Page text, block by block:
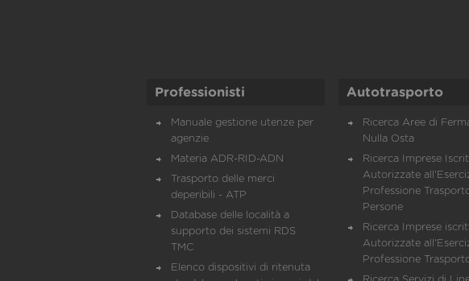
Professionisti
Manuale gestione utenze per
agenzie
Materia ADR-RID-ADN
Trasporto delle merci
deperibili - ATP
Database delle località a
supporto dei sistemi RDS
TMC
Elenco dispositivi di ritenuta
Autotrasporto
Ricerca Aree di
Nulla Osta
Ricerca Imprese
Autorizzate
Professione
Persone
Ricerca Imprese
Autorizzate
Professione